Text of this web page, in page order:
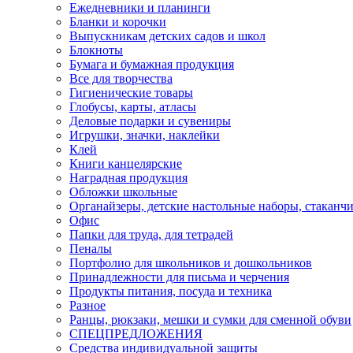
Ежедневники и планинги
Бланки и корочки
Выпускникам детских садов и школ
Блокноты
Бумага и бумажная продукция
Все для творчества
Гигиенические товары
Глобусы, карты, атласы
Деловые подарки и сувениры
Игрушки, значки, наклейки
Клей
Книги канцелярские
Наградная продукция
Обложки школьные
Органайзеры, детские настольные наборы,
Офис
Папки для труда, для тетрадей
Пеналы
Портфолио для школьников и дошкольников
Принадлежности для письма и черчения
Продукты питания, посуда и техника
Разное
Ранцы, рюкзаки, мешки и сумки для сменной обуви
СПЕЦПРЕДЛОЖЕНИЯ
Средства индивидуальной защиты